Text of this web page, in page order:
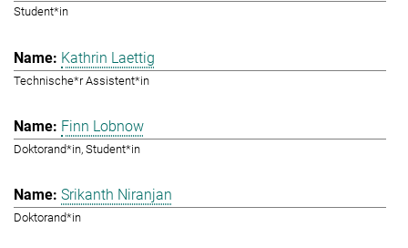
Student*in
Kathrin Laettig
Technische*r Assistent*in
Finn Lobnow
Doktorand*in, Student*in
Srikanth Niranjan
Doktorand*in